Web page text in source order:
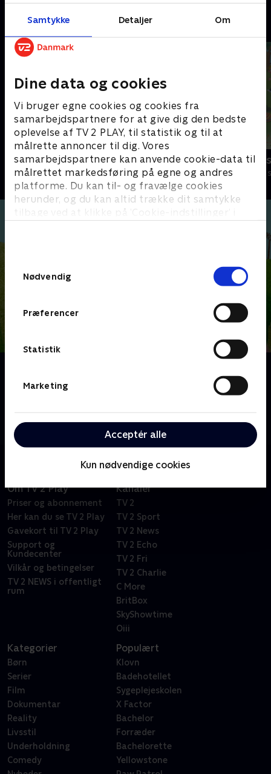
Samtykke Detaljer Om
Dine data og cookies
Vi bruger egne cookies og cookies fra
samarbejdspartnere for at give dig den bedste
oplevelse af TV 2 PLAY, til statistik og til at
målrette annoncer til dig. Vores
samarbejdspartnere kan anvende cookie-data til
målrettet markedsføring på egne og andres
platforme. Du kan til- og fravælge cookies
herunder, og du kan altid trække dit samtykke
tilbage ved at klikke på ’Cookie-indstillinger’ i
Nødvendig
Præferencer
Statistik
Marketing
Acceptér alle
Kun nødvendige cookies
Andre så også
Stor & Lille
Børneserier • 1 sæsoner
Lille
Børneserier • 3
Lillefinger og Myren er bedste venner, men det er
ikke altid nemt at være venner med nogen, for
bestemme?
Om TV 2 Play
Priser og abonnement
Her kan du se TV 2 Play
Gavekort til TV 2 Play
Support og
Kundecenter
Vilkår og betingelser
TV 2 NEWS i offentligt
rum
Kanaler
TV 2
TV 2 Sport
TV 2 News
TV 2 Echo
TV 2 Fri
TV 2 Charlie
C More
BritBox
SkyShowtime
Oiii
Kategorier
Børn
Serier
Film
Dokumentar
Reality
Livsstil
Underholdning
Comedy
Populært
Klovn
Badehotellet
Sygeplejeskolen
X Factor
Bachelor
Forræder
Bachelorette
Yellowstone